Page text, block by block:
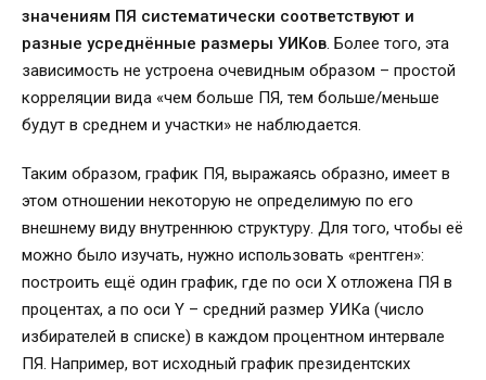
значениям ПЯ систематически соответствуют и
разные усреднённые размеры УИКов. Более того, эта
зависимость не устроена очевидным образом – простой
корреляции вида «чем больше ПЯ, тем больше/меньше
будут в среднем и участки» не наблюдается.
Таким образом, график ПЯ, выражаясь образно, имеет в
этом отношении некоторую не определимую по его
внешнему виду внутреннюю структуру. Для того, чтобы её
можно было изучать, нужно использовать «рентген»:
построить ещё один график, где по оси Х отложена ПЯ в
процентах, а по оси Y – средний размер УИКа (число
избирателей в списке) в каждом процентном интервале
ПЯ. Например, вот исходный график президентских